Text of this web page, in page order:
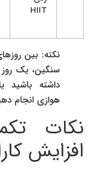
HIIT
نکته: بین
سنگین، یک
داشته باشید
هوازی انجام
نکات
افزایش